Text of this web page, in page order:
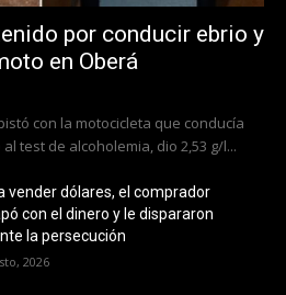
por conducir ebrio y
en Oberá
con la motocicleta que conducía
test de alcoholemia, dio 2,53 g/l...
vender dólares, el comprador
con el dinero y le dispararon
la persecución
2026